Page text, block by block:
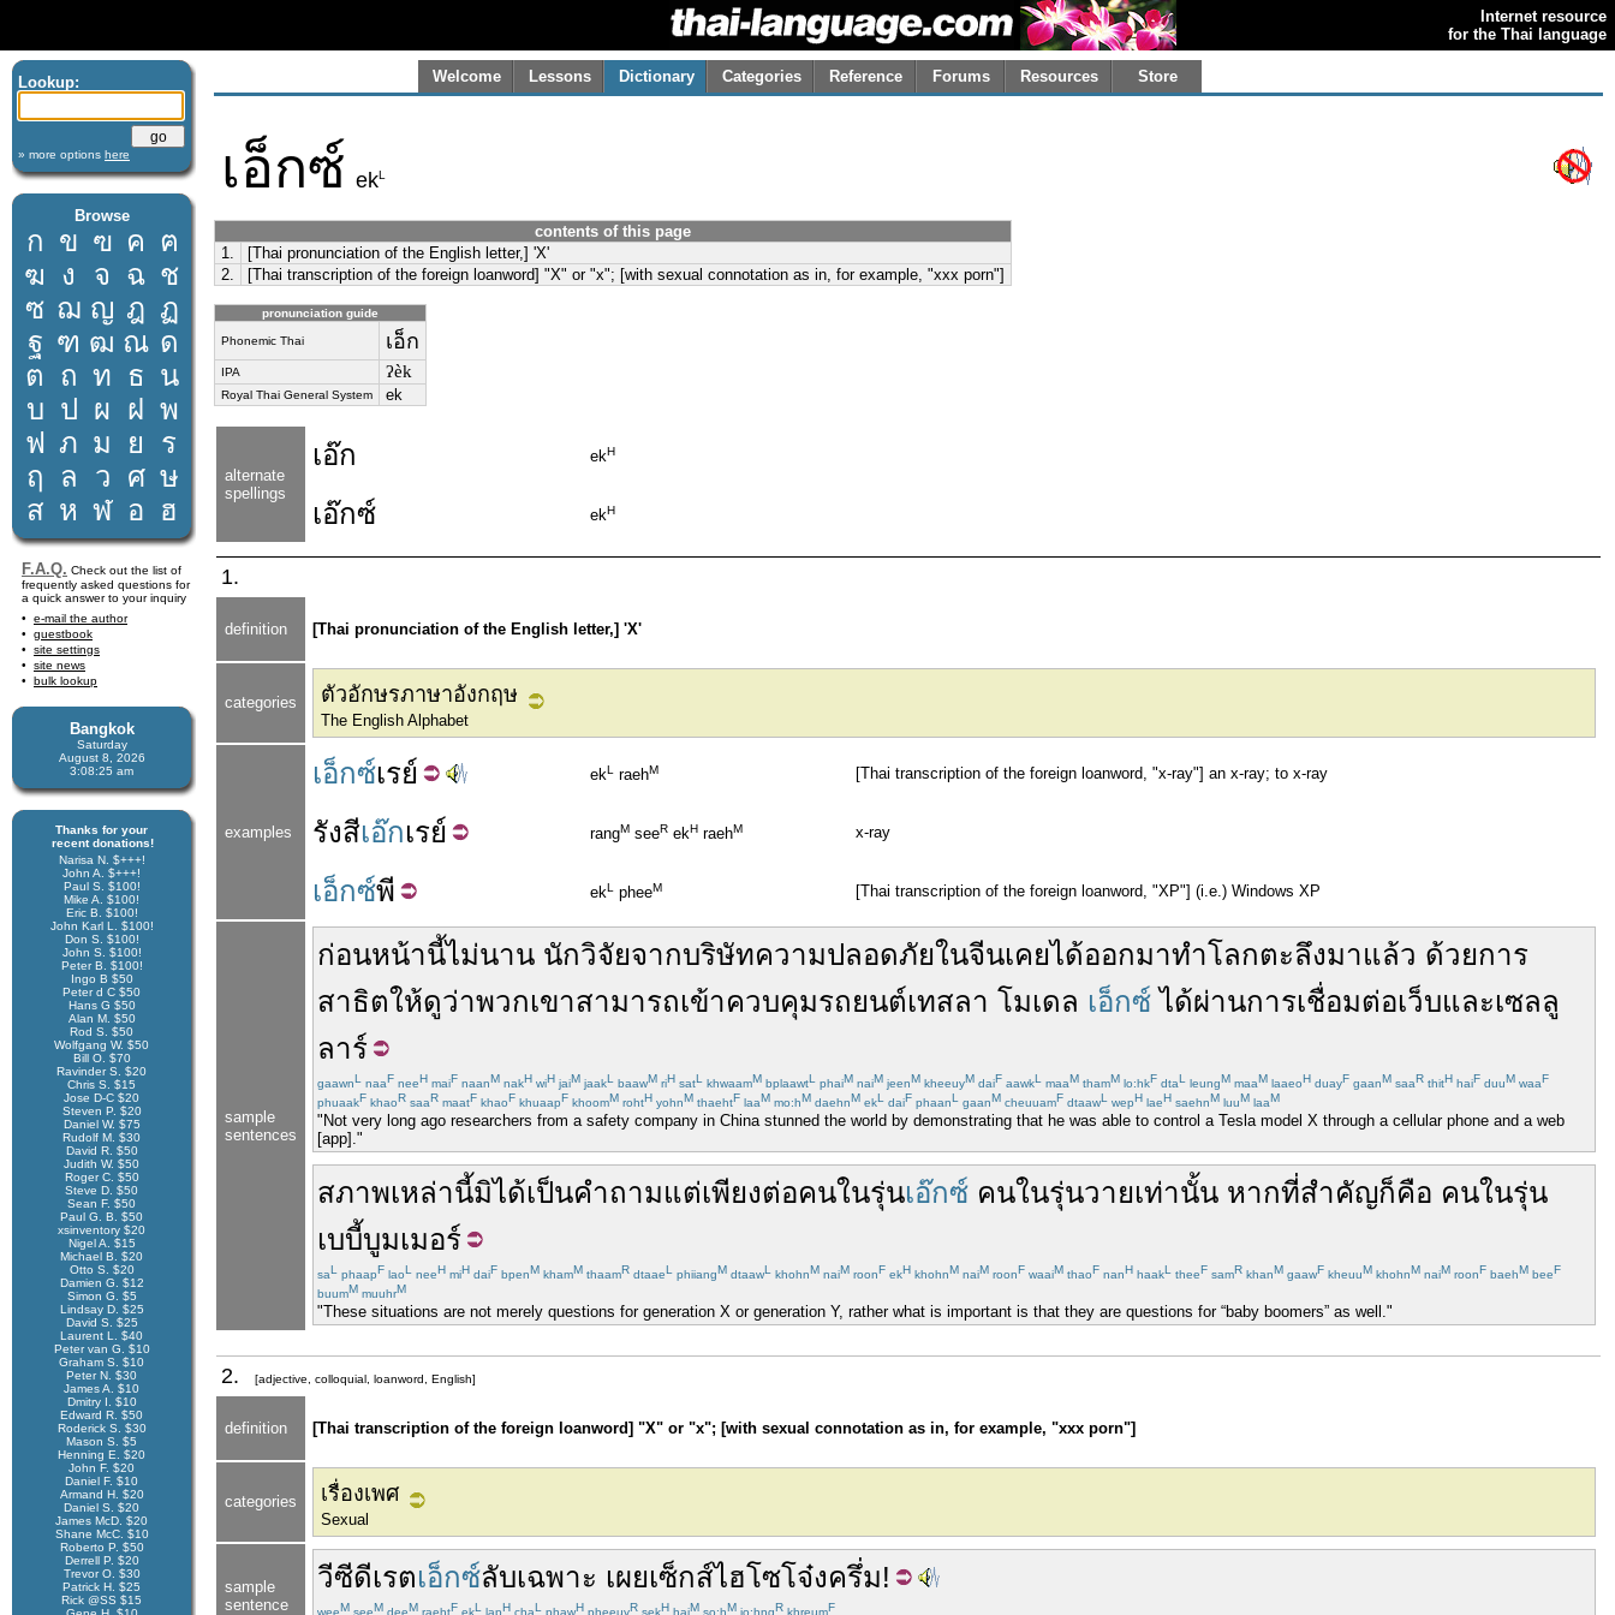
Internet resource
for the Thai language
Lookup:
» more options here
Browse
ก ข ฃ ค ฅ
ฆ ง จ ฉ ช
ซ ฌ ญ ฎ ฏ
ฐ ฑ ฒ ณ ด
ต ถ ท ธ น
บ ป ผ ฝ พ
ฟ ภ ม ย
ร
ฤ
ล ว ศ ษ
ส ห ฬ อ ฮ
F.A.Q. Check out the list of
frequently asked questions for
a quick answer to your inquiry
e-mail the author
guestbook
site settings
site news
bulk lookup
Bangkok
Saturday
August 8, 2026
3:08:25 am
Thanks for your
recent donations!
Narisa N. $+++!
John A. $+++!
Paul S. $100!
Mike A. $100!
Eric B. $100!
John Karl L. $100!
Don S. $100!
John S. $100!
Peter B. $100!
Ingo B $50
Peter d C $50
Hans G $50
Alan M. $50
Rod S. $50
Wolfgang W. $50
Bill O. $70
Ravinder S. $20
Chris S. $15
Jose D-C $20
Steven P. $20
Daniel W. $75
Rudolf M. $30
David R. $50
Judith W. $50
Roger C. $50
Steve D. $50
Sean F. $50
Paul G. B. $50
xsinventory $20
Nigel A. $15
Michael B. $20
Otto S. $20
Damien G. $12
Simon G. $5
Lindsay D. $25
David S. $25
Laurent L. $40
Peter van G. $10
Graham S. $10
Peter N. $30
James A. $10
Dmitry I. $10
Edward R. $50
Roderick S. $30
Mason S. $5
Henning E. $20
John F. $20
Daniel F. $10
Armand H. $20
Daniel S. $20
James McD. $20
Shane McC. $10
Roberto P. $50
Derrell P. $20
Trevor O. $30
Patrick H. $25
Rick @SS $15
Welcome Lessons Dictionary Categories Reference Forums Resources Store
เอ็กซ์ ekL
contents of this page
1.
[Thai pronunciation of the English letter,] 'X'
2.
[Thai transcription of the foreign loanword] "X" or "x"; [with sexual connotation as in, for example, "xxx porn"]
pronunciation guide
Phonemic Thai เอ็ก
IPA ʔèk
Royal Thai General System ek
alternate
spellings
เอ๊ก ekH
เอ๊กซ์ ekH
1.
definition [Thai pronunciation of the English letter,] 'X'
categories ตัวอักษรภาษาอังกฤษ
The English Alphabet
examples
เอ็กซ์เรย์ ekL raehM [Thai transcription of the foreign loanword, "x-ray"] an x-ray; to x-ray
รังสีเอ๊กเรย์ rangM seeR ekH raehM x-ray
เอ็กซ์พี ekL pheeM [Thai transcription of the foreign loanword, "XP"] (i.e.) Windows XP
sample
sentences
ก่อนหน้านี้ไม่นาน นักวิจัยจากบริษัทความปลอดภัยในจีนเคยได้ออกมาทำโลกตะลึงมาแล้ว ด้วยการ
สาธิตให้ดูว่าพวกเขาสามารถเข้าควบคุมรถยนต์เทสลา โมเดล เอ็กซ์ ได้ผ่านการเชื่อมต่อเว็บและเซลลู
ลาร์
gaawnL naaF neeH maiF naanM nakH wiH jaiM jaakL baawM riH satL khwaamM bplaawtL phaiM naiM jeenM kheeuyM daiF aawkL maaM thamM lo:hkF dtaL leungM maaM laaeoH duayF gaanM saaR thitH haiF duuM waaF
phuaakF khaoR saaR maatF khaoF khuaapF khoomM rohtH yohnM thaehtF laaM mo:hM daehnM ekL daiF phaanL gaanM cheuuamF dtaawL wepH laeH saehnM luuM laaM
"Not very long ago researchers from a safety company in China stunned the world by demonstrating that he was able to control a Tesla model X through a cellular phone and a web
[app]."
สภาพเหล่านี้มิได้เป็นคำถามแต่เพียงต่อคนในรุ่นเอ๊กซ์ คนในรุ่นวายเท่านั้น หากที่สำคัญก็คือ คนในรุ่น
เบบี้บูมเมอร์
saL phaapF laoL neeH miH daiF bpenM khamM thaamR dtaaeL phiiangM dtaawL khohnM naiM roonF ekH khohnM naiM roonF waaiM thaoF nanH haakL theeF samR khanM gaawF kheuuM khohnM naiM roonF baehM beeF
buumM muuhrM
"These situations are not merely questions for generation X or generation Y, rather what is important is that they are questions for “baby boomers” as well."
2. [adjective, colloquial, loanword, English]
definition [Thai transcription of the foreign loanword] "X" or "x"; [with sexual connotation as in, for example, "xxx porn"]
categories เรื่องเพศ
Sexual
sample
sentence
วีซีดีเรตเอ็กซ์ลับเฉพาะ เผยเซ็กส์ไฮโซโจ๋งครึ่ม!
M M M F L H L H R H M M R F